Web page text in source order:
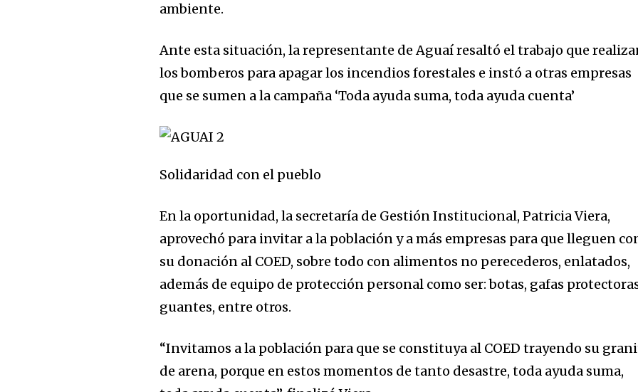
ambiente.
Ante esta situación, la representante de Aguaí resaltó el trabajo que
los bomberos para apagar los incendios forestales e instó a otras empresas
que se sumen a la campaña ‘Toda ayuda suma, toda ayuda cuenta’
Solidaridad con el pueblo
En la oportunidad, la secretaría de Gestión Institucional, Patricia Viera,
aprovechó para invitar a la población y a más empresas para que lleguen
su donación al COED, sobre todo con alimentos no perecederos, enlatados,
además de equipo de protección personal como ser: botas, gafas
guantes, entre otros.
“Invitamos a la población para que se constituya al COED trayendo su
de arena, porque en estos momentos de tanto desastre, toda ayuda suma,